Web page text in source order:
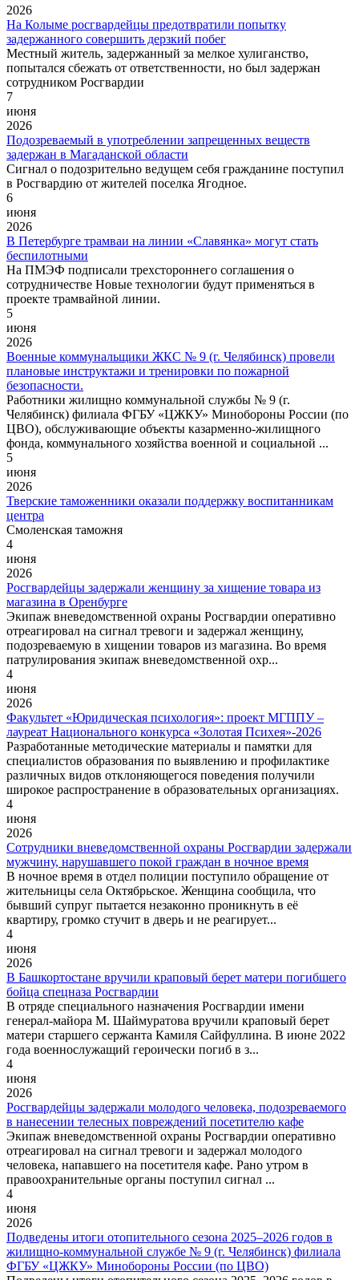
2026
На Колыме росгвардейцы предотвратили попытку
задержанного совершить дерзкий побег
Местный житель, задержанный за мелкое хулиганство,
попытался сбежать от ответственности, но был задержан
сотрудником Росгвардии
7
июня
2026
Подозреваемый в употреблении запрещенных веществ
задержан в Магаданской области
Сигнал о подозрительно ведущем себя гражданине поступил
в Росгвардию от жителей поселка Ягодное.
6
июня
2026
В Петербурге трамваи на линии «Славянка» могут стать
беспилотными
На ПМЭФ подписали трехстороннего соглашения о
сотрудничестве Новые технологии будут применяться в
проекте трамвайной линии.
5
июня
2026
Военные коммунальщики ЖКС № 9 (г. Челябинск) провели
плановые инструктажи и тренировки по пожарной
безопасности.
Работники жилищно коммунальной службы № 9 (г.
Челябинск) филиала ФГБУ «ЦЖКУ» Минобороны России (по
ЦВО), обслуживающие объекты казарменно-жилищного
фонда, коммунального хозяйства военной и социальной ...
5
июня
2026
Тверские таможенники оказали поддержку воспитанникам
центра
Смоленская таможня
4
июня
2026
Росгвардейцы задержали женщину за хищение товара из
магазина в Оренбурге
Экипаж вневедомственной охраны Росгвардии оперативно
отреагировал на сигнал тревоги и задержал женщину,
подозреваемую в хищении товаров из магазина. Во время
патрулирования экипаж вневедомственной охр...
4
июня
2026
Факультет «Юридическая психология»: проект МГППУ –
лауреат Национального конкурса «Золотая Психея»-2026
Разработанные методические материалы и памятки для
специалистов образования по выявлению и профилактике
различных видов отклоняющегося поведения получили
широкое распространение в образовательных организациях.
4
июня
2026
Сотрудники вневедомственной охраны Росгвардии задержали
мужчину, нарушавшего покой граждан в ночное время
В ночное время в отдел полиции поступило обращение от
жительницы села Октябрьское. Женщина сообщила, что
бывший супруг пытается незаконно проникнуть в её
квартиру, громко стучит в дверь и не реагирует...
4
июня
2026
В Башкортостане вручили краповый берет матери погибшего
бойца спецназа Росгвардии
В отряде специального назначения Росгвардии имени
генерал-майора М. Шаймуратова вручили краповый берет
матери старшего сержанта Камиля Сайфуллина. В июне 2022
года военнослужащий героически погиб в з...
4
июня
2026
Росгвардейцы задержали молодого человека, подозреваемого
в нанесении телесных повреждений посетителю кафе
Экипаж вневедомственной охраны Росгвардии оперативно
отреагировал на сигнал тревоги и задержал молодого
человека, напавшего на посетителя кафе. Рано утром в
правоохранительные органы поступил сигнал ...
4
июня
2026
Подведены итоги отопительного сезона 2025–2026 годов в
жилищно‑коммунальной службе № 9 (г. Челябинск) филиала
ФГБУ «ЦЖКУ» Минобороны России (по ЦВО)